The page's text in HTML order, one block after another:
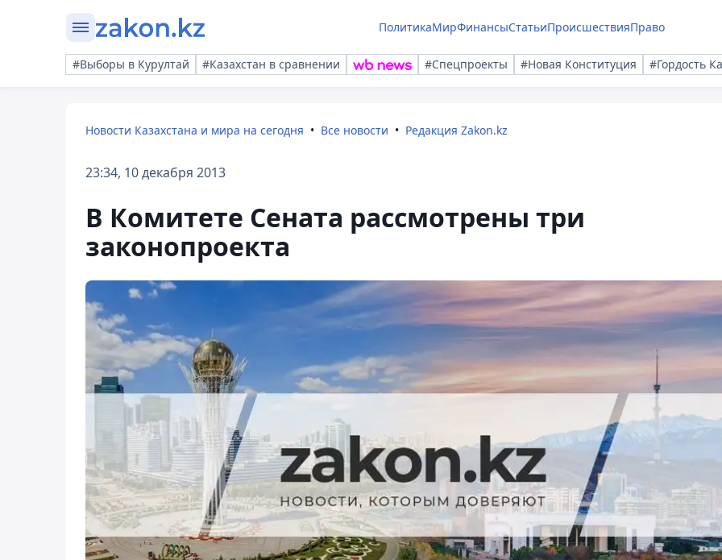
ПолитикаМирФинансыСтатьиПроисшествияПраво
#Выборы в Курултай #Казахстан в сравнении #Спецпроекты #Новая Конституция #Гордость
Новости Казахстана и мира на сегодня Все новости Редакция Zakon.kz
23:34, 10 декабря 2013
В Комитете Сената рассмотрены три
законопроекта